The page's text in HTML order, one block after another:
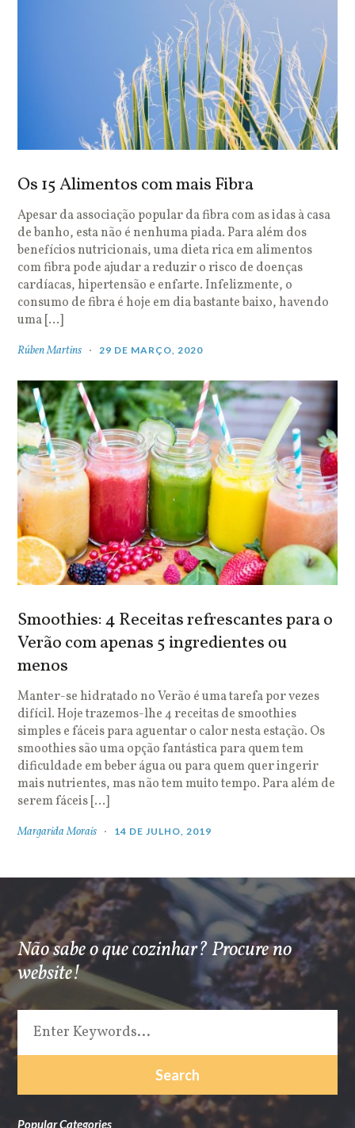
Os 15 Alimentos com mais Fibra
Apesar da associação popular da fibra com as idas à casa
de banho, esta não é nenhuma piada. Para além dos
benefícios nutricionais, uma dieta rica em alimentos
com fibra pode ajudar a reduzir o risco de doenças
cardíacas, hipertensão e enfarte. Infelizmente, o
consumo de fibra é hoje em dia bastante baixo, havendo
uma […]
Rúben Martins 29 DE MARÇO, 2020
Smoothies: 4 Receitas refrescantes para o
Verão com apenas 5 ingredientes ou
menos
Manter-se hidratado no Verão é uma tarefa por vezes
difícil. Hoje trazemos-lhe 4 receitas de smoothies
simples e fáceis para aguentar o calor nesta estação. Os
smoothies são uma opção fantástica para quem tem
dificuldade em beber água ou para quem quer ingerir
mais nutrientes, mas não tem muito tempo. Para além de
serem fáceis […]
Margarida Morais 14 DE JULHO, 2019
Não sabe o que cozinhar? Procure no
website!
Popular Categories